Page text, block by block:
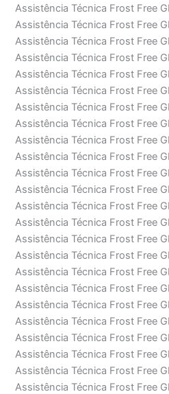
Assistência Técnica Frost Free
Assistência Técnica Frost Free
Assistência Técnica Frost Free
Assistência Técnica Frost Free
Assistência Técnica Frost Free
Assistência Técnica Frost Free
Assistência Técnica Frost Free
Assistência Técnica Frost Free
Assistência Técnica Frost Free
Assistência Técnica Frost Free
Assistência Técnica Frost Free
Assistência Técnica Frost Free
Assistência Técnica Frost Free
Assistência Técnica Frost Free
Assistência Técnica Frost Free
Assistência Técnica Frost Free
Assistência Técnica Frost Free
Assistência Técnica Frost Free
Assistência Técnica Frost Free
Assistência Técnica Frost Free
Assistência Técnica Frost Free
Assistência Técnica Frost Free
Assistência Técnica Frost Free
Assistência Técnica Frost Free